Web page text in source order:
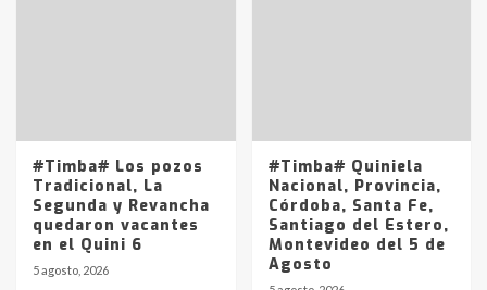
#Timba# Los pozos
Tradicional, La
Segunda y Revancha
quedaron vacantes
en el Quini 6
5 agosto, 2026
#Timba# Quiniela
Nacional, Provincia,
Córdoba, Santa Fe,
Santiago del Estero,
Montevideo del 5 de
Agosto